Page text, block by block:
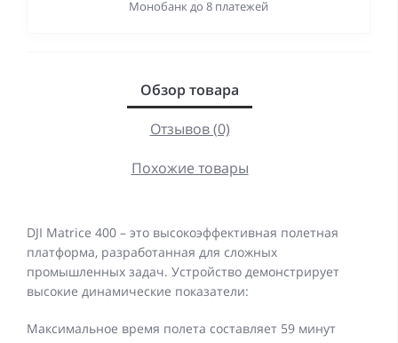
Монобанк до 8 платежей
Обзор товара
Отзывов (0)
Похожие товары
DJI Matrice 400 – это высокоэффективная полетная
платформа, разработанная для сложных
промышленных задач. Устройство демонстрирует
высокие динамические показатели:
Максимальное время полета составляет 59 минут